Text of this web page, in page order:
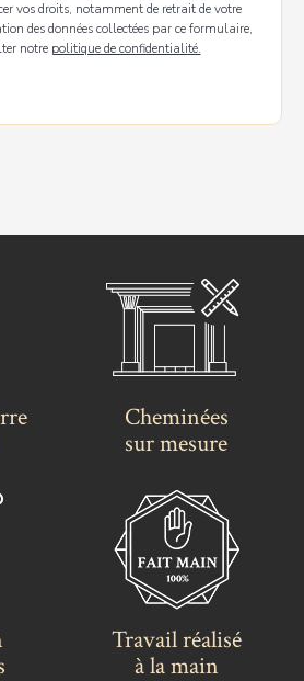
vos droits, notamment de retrait de votre
des données collectées par ce formulaire,
notre politique de confidentialité.
Cheminées
sur mesure
Travail réalisé
à la main